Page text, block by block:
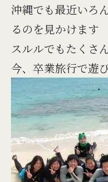
沖縄でも最近いろ
るのを見かけます
スルルでもたくさ
今、卒業旅行で遊